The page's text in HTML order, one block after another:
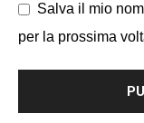
Salva il mio
per la prossima